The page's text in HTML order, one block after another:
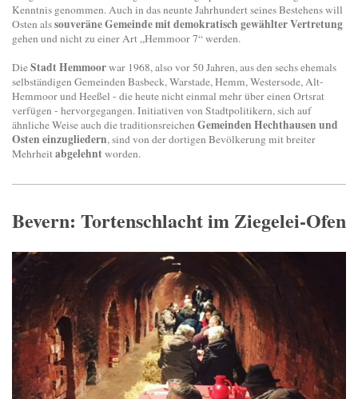
Kenntnis genommen. Auch in das neunte Jahrhundert seines Bestehens will
Osten alssouveräne Gemeinde mit demokratisch gewählter Vertretung
gehen und nicht zu einer Art „Hemmoor 7“ werden.
DieStadt Hemmoorwar 1968, also vor 50 Jahren, aus den sechs ehemals
selbständigen Gemeinden Basbeck, Warstade, Hemm, Westersode, Alt-
Hemmoor und Heeßel - die heute nicht einmal mehr über einen Ortsrat
verfügen - hervorgegangen. Initiativen von Stadtpolitikern, sich auf
ähnliche Weise auch die traditionsreichen Gemeinden Hechthausen und
Osten einzugliedern, sind von der dortigen Bevölkerung mit breiter
Mehrheitabgelehntworden.
Bevern: Tortenschlacht im Ziegelei-Ofen